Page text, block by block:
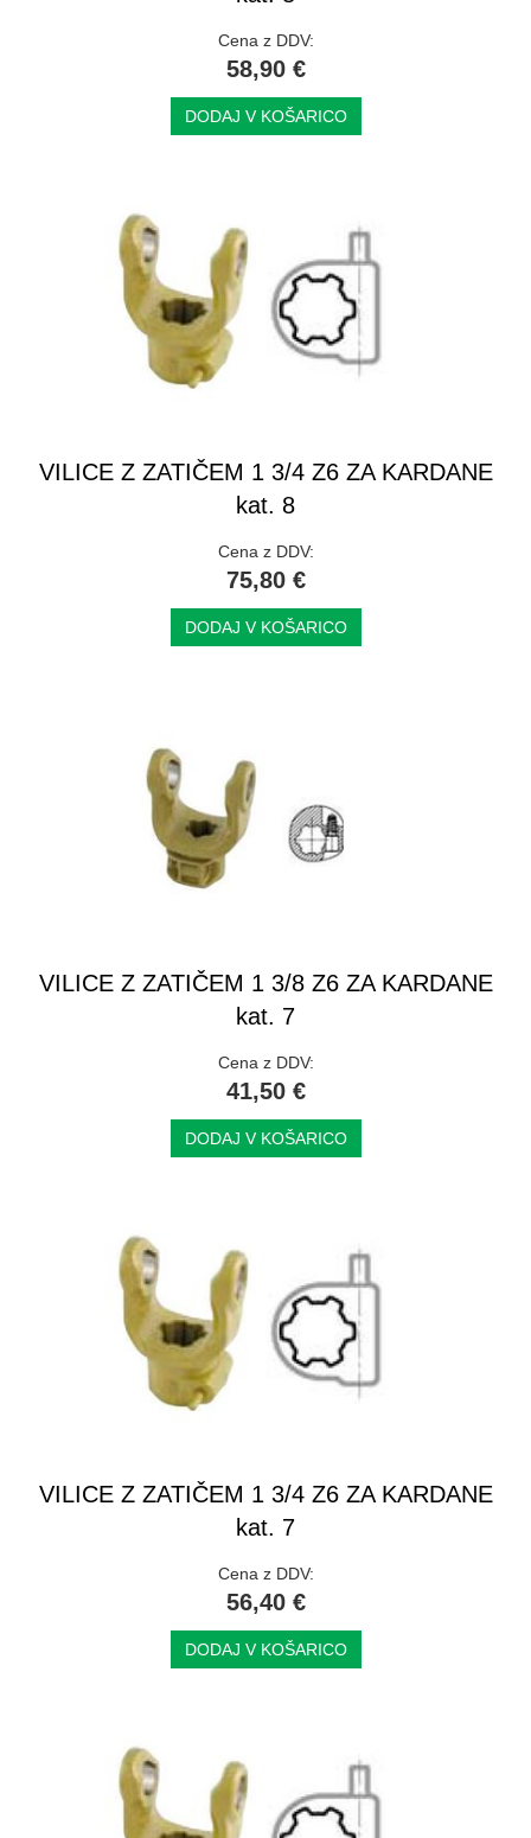
Cena z DDV:
58,90 €
DODAJ V KOŠARICO
VILICE Z ZATIČEM 1 3/4 Z6 ZA KARDANE
kat. 8
Cena z DDV:
75,80 €
DODAJ V KOŠARICO
VILICE Z ZATIČEM 1 3/8 Z6 ZA KARDANE
kat. 7
Cena z DDV:
41,50 €
DODAJ V KOŠARICO
VILICE Z ZATIČEM 1 3/4 Z6 ZA KARDANE
kat. 7
Cena z DDV:
56,40 €
DODAJ V KOŠARICO